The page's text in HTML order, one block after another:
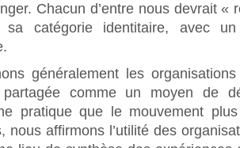
Chacun d’entre nous devrait «
catégorie identitaire, avec
généralement les
partagée comme un moyen de
pratique que le mouvement
nous affirmons l’utilité des